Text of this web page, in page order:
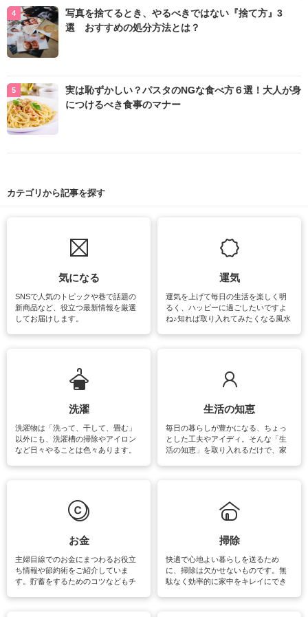
写真を捨てるとき、やるべきではない『捨て方』3
選 おすすめの処分方法とは？
実は恥ずかしい？パスタのNGな食べ方６選！大人が身
につけるべき食事のマナー
カテゴリから記事を探す
気になる
SNSで人気のトピックや巷で話題の
新商品など、役立つ最新情報を厳選
してお届けします。
運気
運気を上げて毎日の生活を楽しく明
るく、ハッピーに過ごしたいですよ
ね♪知れば取り入れてみたくなる風水
洗濯
洗濯物は「洗って、干して、畳む」
以外にも、洗濯槽の掃除やアイロン
など日々やることは色々あります。
マットなどの大きな洗濯物も、正し
い洗い方をすれば自宅で洗うことが
報やお悩み解消のための情報をご紹
生活の知恵
毎日の暮らしが豊かになる、ちょっ
とした工夫やアイディ。そんな「生
活の知恵」を取り入れるだけで、家
お金
主婦目線でのお金にまつわるお役立
ち情報や節約術をご紹介していま
す。貯蓄をするためのコツなどもチ
掃除
快適で心地よい暮らしを送るため
に、掃除は欠かせないものです。無
駄なく効率的に家中をキレイにでき